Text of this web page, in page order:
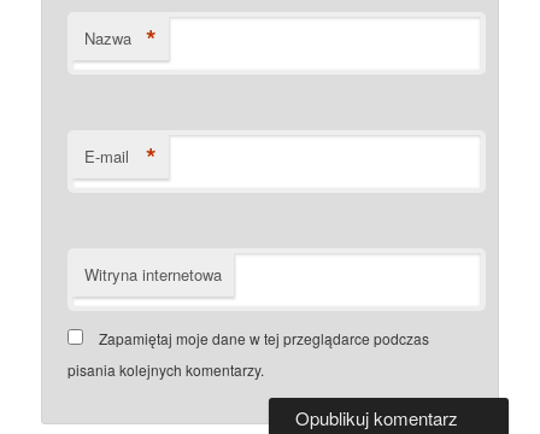
Nazwa *
E-mail *
Witryna internetowa
Zapamiętaj moje dane w tej przeglądarce podczas
pisania kolejnych komentarzy.